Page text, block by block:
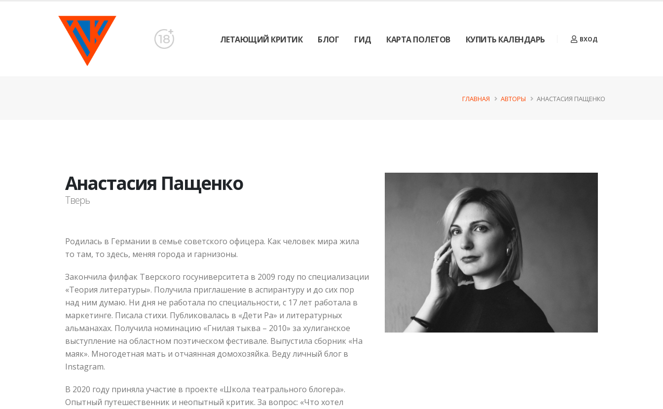
ЛЕТАЮЩИЙ КРИТИК БЛОГ ГИД КАРТА ПОЛЕТОВ КУПИТЬ КАЛЕНДАРЬ ВХОД
ГЛАВНАЯ АВТОРЫ АНАСТАСИЯ ПАЩЕНКО
Анастасия Пащенко
Тверь
Родилась в Германии в семье советского офицера. Как человек мира жила
то там, то здесь, меняя города и гарнизоны.
Закончила филфак Тверского госуниверситета в 2009 году по специализации
«Теория литературы». Получила приглашение в аспирантуру и до сих пор
над ним думаю. Ни дня не работала по специальности, с 17 лет работала в
маркетинге. Писала стихи. Публиковалась в «Дети Ра» и литературных
альманахах. Получила номинацию «Гнилая тыква – 2010» за хулиганское
выступление на областном поэтическом фестивале. Выпустила сборник «На
маяк». Многодетная мать и отчаянная домохозяйка. Веду личный блог в
Instagram.
В 2020 году приняла участие в проекте «Школа театрального блогера».
Опытный путешественник и неопытный критик. За вопрос: «Что хотел